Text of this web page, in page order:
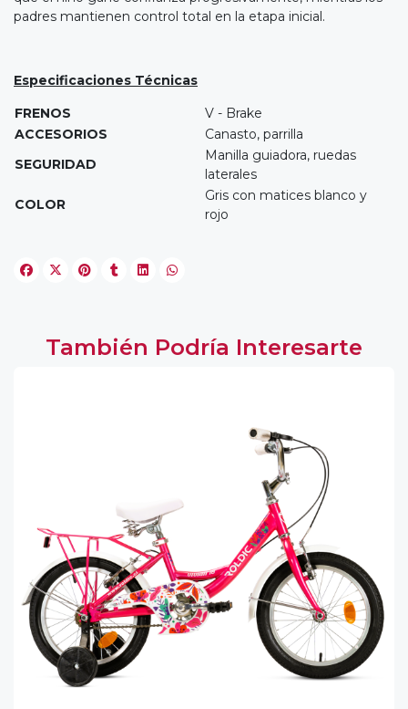
padres mantienen control total en la etapa inicial.
Especificaciones Técnicas
FRENOS
V - Brake
ACCESORIOS
Canasto, parrilla
SEGURIDAD
Manilla guiadora, ruedas
laterales
COLOR
Gris con matices blanco y
rojo
También Podría Interesarte